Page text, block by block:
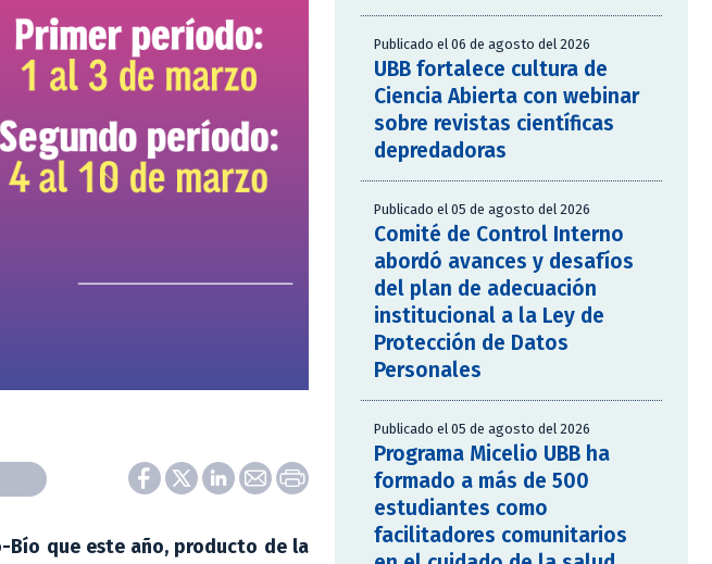
Bío que este año, producto de la
Publicado el 06 de agosto del 2026
UBB fortalece cultura de
Ciencia Abierta con webinar
sobre revistas científicas
depredadoras
Publicado el 05 de agosto del 2026
Comité de Control Interno
abordó avances y desafíos
del plan de adecuación
institucional a la Ley de
Protección de Datos
Personales
Publicado el 05 de agosto del 2026
Programa Micelio UBB ha
formado a más de 500
estudiantes como
facilitadores comunitarios